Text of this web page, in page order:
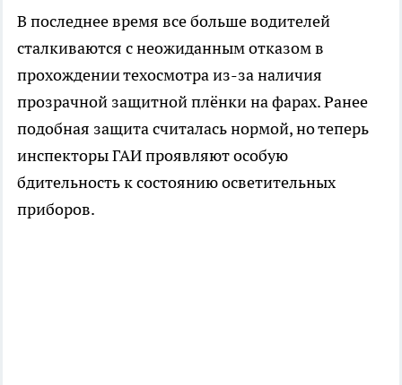
В последнее время все больше водителей
сталкиваются с неожиданным отказом в
прохождении техосмотра из-за наличия
прозрачной защитной плёнки на фарах. Ранее
подобная защита считалась нормой, но теперь
инспекторы ГАИ проявляют особую
бдительность к состоянию осветительных
приборов.